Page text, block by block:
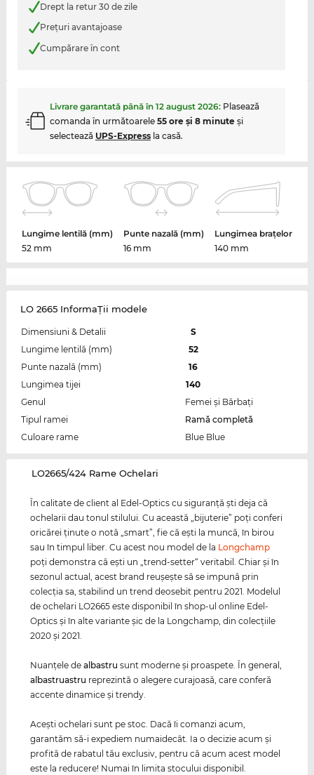
Drept la retur 30 de zile
Preţuri avantajoase
Cumpărare în cont
Livrare garantată până în 12 august 2026: Plasează
comanda în următoarele 55 ore şi 8 minuteşi
selectează UPS-Expressla casă.
Lungime lentilă (mm)
52 mm
Punte nazală (mm)
16 mm
Lungimea brațelor
140 mm
LO 2665 InformaŢii modele
Dimensiuni & Detalii
S
Lungime lentilă (mm)
52
Punte nazală (mm)
16
Lungimea tijei
140
Genul
Femei şi Bărbaţi
Tipul ramei
Ramă completă
Culoare rame
Blue Blue
‌LO2665/424 Rame Ochelari
În calitate de client al Edel-Optics cu siguranţă şti deja că
ochelarii dau tonul stilului. Cu această „bijuterie” poţi conferi
oricărei ţinute o notă „smart”, fie că eşti la muncă, în birou
sau în timpul liber. Cu acest nou model de la Longchamp
poţi demonstra că eşti un „trend-setter“ veritabil. Chiar şi în
sezonul actual, acest brand reuşeşte să se impună prin
colecţia sa, stabilind un trend deosebit pentru 2021. Modelul
de ochelari LO2665 este disponibil în shop-ul online Edel-
Optics şi în alte variante şic de la Longchamp, din colecţiile
2020 şi 2021.
Nuanţele dealbastru sunt moderne şi proaspete. În general,
albastruastru reprezintă o alegere curajoasă, care conferă
accente dinamice şi trendy.
Aceşti ochelari sunt pe stoc. Dacă îi comanzi acum,
garantăm să-i expediem numaidecât. Ia o decizie acum şi
profită de rabatul tău exclusiv, pentru că acum acest model
este la reducere! Numai în limita stocului disponibil.